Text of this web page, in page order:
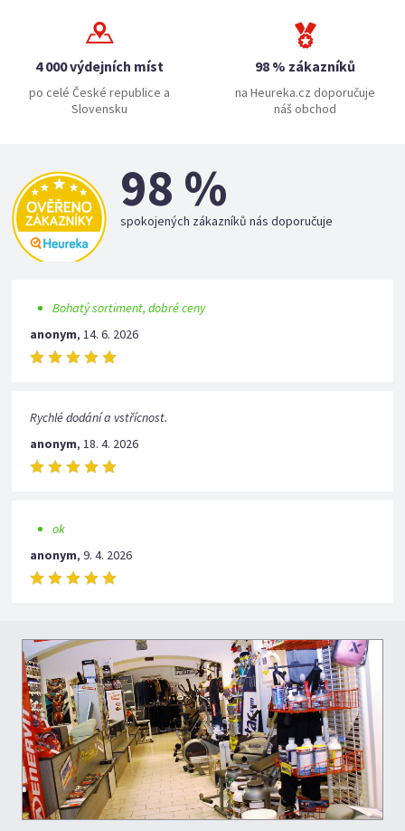
4 000 výdejních míst
po celé České republice a
Slovensku
98 % zákazníků
na Heureka.cz doporučuje
náš obchod
98 %
spokojených zákazníků nás doporučuje
Bohatý sortiment, dobré ceny
anonym,14. 6. 2026
Rychlé dodání a vstřícnost.
anonym,18. 4. 2026
ok
anonym,9. 4. 2026